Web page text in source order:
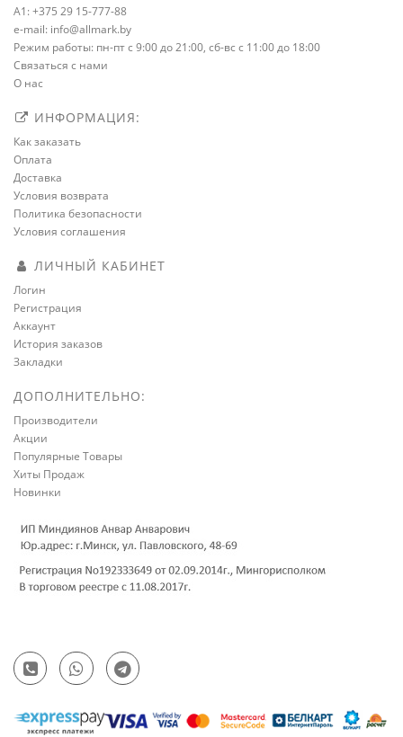
A1: +375 29 15-777-88
e-mail: info@allmark.by
Режим работы: пн-пт с 9:00 до 21:00, сб-вс с 11:00 до 18:00
Связаться с нами
О нас
ИНФОРМАЦИЯ:
Как заказать
Оплата
Доставка
Условия возврата
Политика безопасности
Условия соглашения
ЛИЧНЫЙ КАБИНЕТ
Логин
Регистрация
Аккаунт
История заказов
Закладки
ДОПОЛНИТЕЛЬНО:
Производители
Акции
Популярные Товары
Хиты Продаж
Новинки